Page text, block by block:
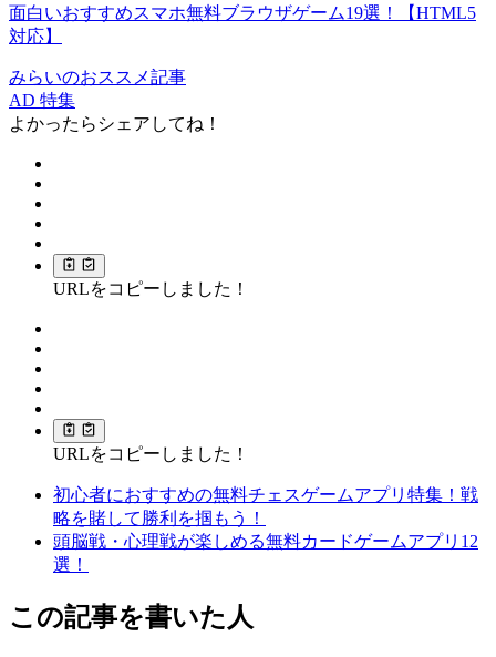
面白いおすすめスマホ無料ブラウザゲーム19選！【HTML5
対応】
みらいのおススメ記事
AD 特集
よかったらシェアしてね！
URLをコピーしました！
URLをコピーしました！
初心者におすすめの無料チェスゲームアプリ特集！戦
略を賭して勝利を掴もう！
頭脳戦・心理戦が楽しめる無料カードゲームアプリ12
選！
この記事を書いた人